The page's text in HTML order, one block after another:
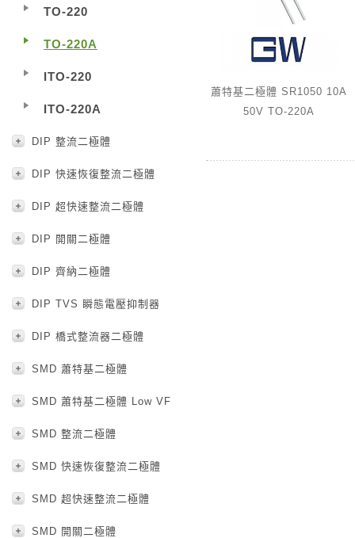
TO-220
TO-220A
ITO-220
ITO-220A
DIP 整流二極體
DIP 快速恢復整流二極體
DIP 超快速整流二極體
DIP 開關二極體
DIP 齊納二極體
DIP TVS 瞬態電壓抑制器
DIP 橋式整流器二極體
SMD 蕭特基二極體
SMD 蕭特基二極體 Low VF
SMD 整流二極體
SMD 快速恢復整流二極體
SMD 超快速整流二極體
SMD 開關二極體
蕭特基二極體 SR1050 10A
50V TO-220A